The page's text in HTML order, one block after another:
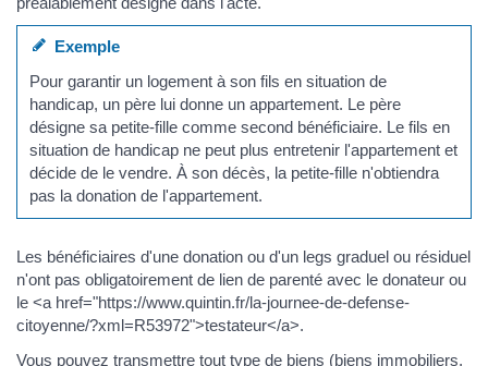
Exemple
Pour garantir un logement à son fils en situation de
handicap, un père lui donne un appartement. Le père
désigne sa petite-fille comme second bénéficiaire. Le fils en
situation de handicap ne peut plus entretenir l'appartement et
décide de le vendre. À son décès, la petite-fille n'obtiendra
pas la donation de l'appartement.
Les bénéficiaires d'une donation ou d'un legs graduel ou résiduel
n'ont pas obligatoirement de lien de parenté avec le donateur ou
le <a href="https://www.quintin.fr/la-journee-de-defense-
citoyenne/?xml=R53972">testateur</a>.
Vous pouvez transmettre tout type de biens (biens immobiliers,